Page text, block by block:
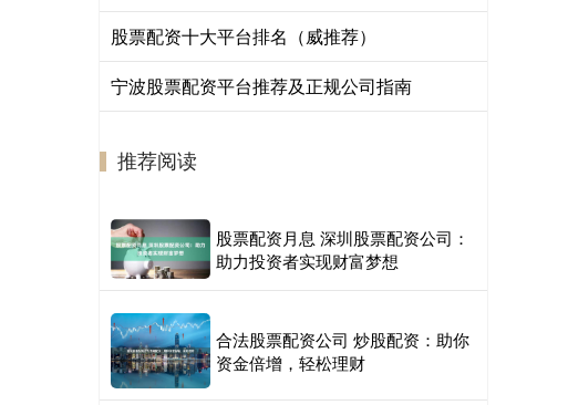
股票配资十大平台排名（威推荐）
宁波股票配资平台推荐及正规公司指南
推荐阅读
股票配资月息 深圳股票配资公司：
助力投资者实现财富梦想
合法股票配资公司 炒股配资：助你
资金倍增，轻松理财